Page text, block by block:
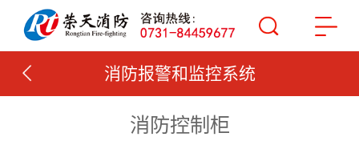
消防报警和监控系统
消防控制柜